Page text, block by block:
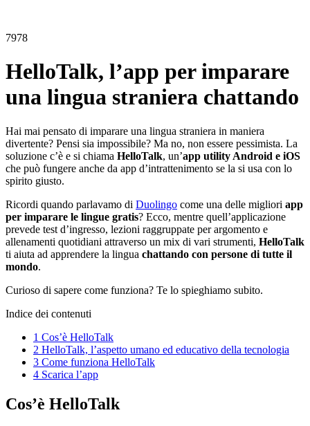
7978
HelloTalk, l’app per imparare
una lingua straniera chattando
Hai mai pensato di imparare una lingua straniera in maniera
divertente? Pensi sia impossibile? Ma no, non essere pessimista. La
soluzione c’è e si chiama HelloTalk, un’app utility Android e iOS
che può fungere anche da app d’intrattenimento se la si usa con lo
spirito giusto.
Ricordi quando parlavamo di Duolingo come una delle migliori app
per imparare le lingue gratis? Ecco, mentre quell’applicazione
prevede test d’ingresso, lezioni raggruppate per argomento e
allenamenti quotidiani attraverso un mix di vari strumenti, HelloTalk
ti aiuta ad apprendere la lingua chattando con persone di tutte il
mondo.
Curioso di sapere come funziona? Te lo spieghiamo subito.
Indice dei contenuti
1 Cos’è HelloTalk
2 HelloTalk, l’aspetto umano ed educativo della tecnologia
3 Come funziona HelloTalk
4 Scarica l’app
Cos’è HelloTalk